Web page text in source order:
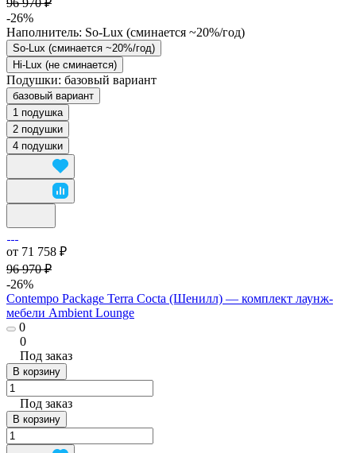
-26%
Наполнитель: So-Lux (cминается ~20%/год)
So-Lux (cминается ~20%/год)
Hi-Lux (не сминается)
Подушки: базовый вариант
базовый вариант
1 подушка
2 подушки
4 подушки
от 71 758 ₽
96 970 ₽
-26%
Contempo Package Terra Cocta (Шенилл) — комплект лаунж-
мебели Ambient Lounge
0
0
Под заказ
В корзину
Под заказ
В корзину